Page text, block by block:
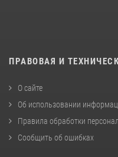
ПРАВОВАЯ И
О сайте
Об использовании
Правила обработки
Сообщить об ошибках